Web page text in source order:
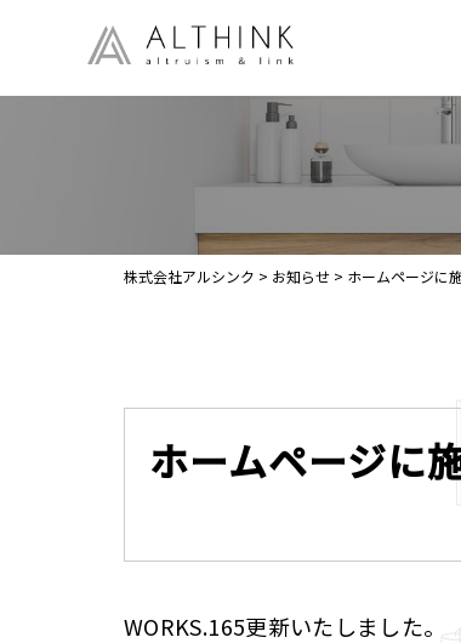
株式会社アルシンク > お知らせ > ホームページに
ホームページに
WORKS.165更新いたしました。